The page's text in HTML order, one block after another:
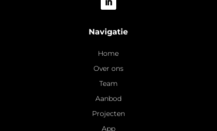
Navigatie
Home
Over ons
Team
Aanbod
Projecten
App